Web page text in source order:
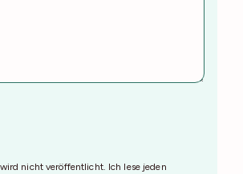
nicht veröffentlicht. Ich lese jeden